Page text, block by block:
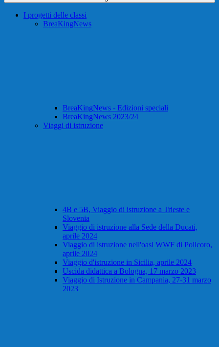
I progetti delle classi
BreaKingNews
BreaKingNews - Edizioni speciali
BreaKingNews 2023/24
Viaggi di istruzione
4B e 5B, Viaggio di istruzione a Trieste e
Slovenia
Viaggio di istruzione alla Sede della Ducati,
aprile 2024
Viaggio di istruzione nell'oasi WWF di Policoro,
aprile 2024
Viaggio d'istruzione in Sicilia, aprile 2024
Uscida didattica a Bologna, 17 marzo 2023
Viaggio di Istruzione in Campania, 27-31 marzo
2023